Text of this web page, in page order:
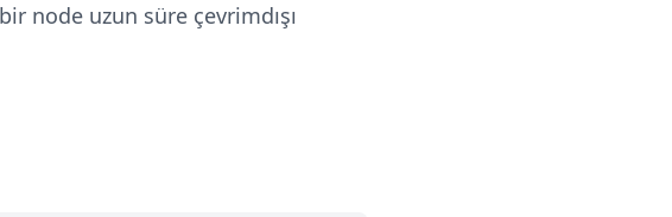
node uzun süre çevrimdışı